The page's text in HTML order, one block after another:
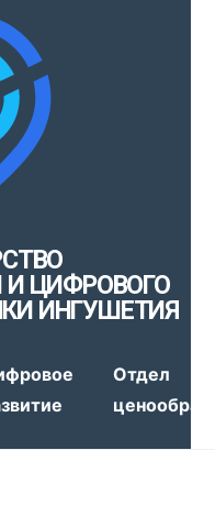
ЦИФРОВОГО
ИНГУШЕТИЯ
Отдел